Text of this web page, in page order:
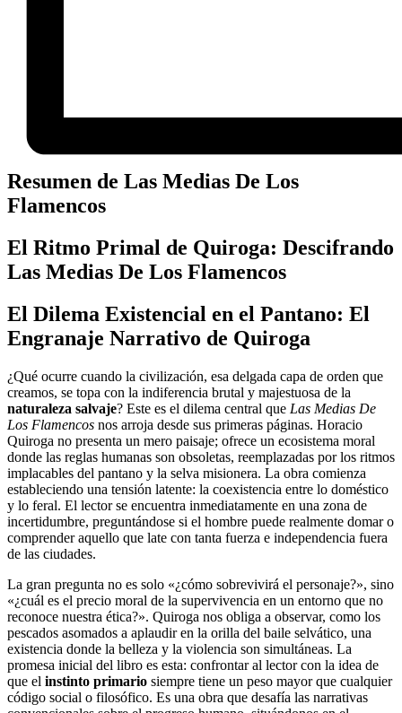
Resumen de Las Medias De Los
Flamencos
El Ritmo Primal de Quiroga: Descifrando
Las Medias De Los Flamencos
El Dilema Existencial en el Pantano: El
Engranaje Narrativo de Quiroga
¿Qué ocurre cuando la civilización, esa delgada capa de orden que
creamos, se topa con la indiferencia brutal y majestuosa de la
naturaleza salvaje? Este es el dilema central que Las Medias De
Los Flamencos nos arroja desde sus primeras páginas. Horacio
Quiroga no presenta un mero paisaje; ofrece un ecosistema moral
donde las reglas humanas son obsoletas, reemplazadas por los ritmos
implacables del pantano y la selva misionera. La obra comienza
estableciendo una tensión latente: la coexistencia entre lo doméstico
y lo feral. El lector se encuentra inmediatamente en una zona de
incertidumbre, preguntándose si el hombre puede realmente domar o
comprender aquello que late con tanta fuerza e independencia fuera
de las ciudades.
La gran pregunta no es solo «¿cómo sobrevivirá el personaje?», sino
«¿cuál es el precio moral de la supervivencia en un entorno que no
reconoce nuestra ética?». Quiroga nos obliga a observar, como los
pescados asomados a aplaudir en la orilla del baile selvático, una
existencia donde la belleza y la violencia son simultáneas. La
promesa inicial del libro es esta: confrontar al lector con la idea de
que el instinto primario siempre tiene un peso mayor que cualquier
código social o filosófico. Es una obra que desafía las narrativas